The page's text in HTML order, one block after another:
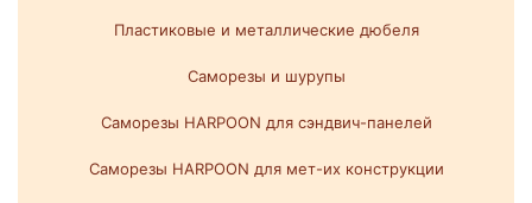
Пластиковые и металлические дюбеля
Саморезы и шурупы
Саморезы HARPOON для сэндвич-панелей
Саморезы HARPOON для мет-их конструкции